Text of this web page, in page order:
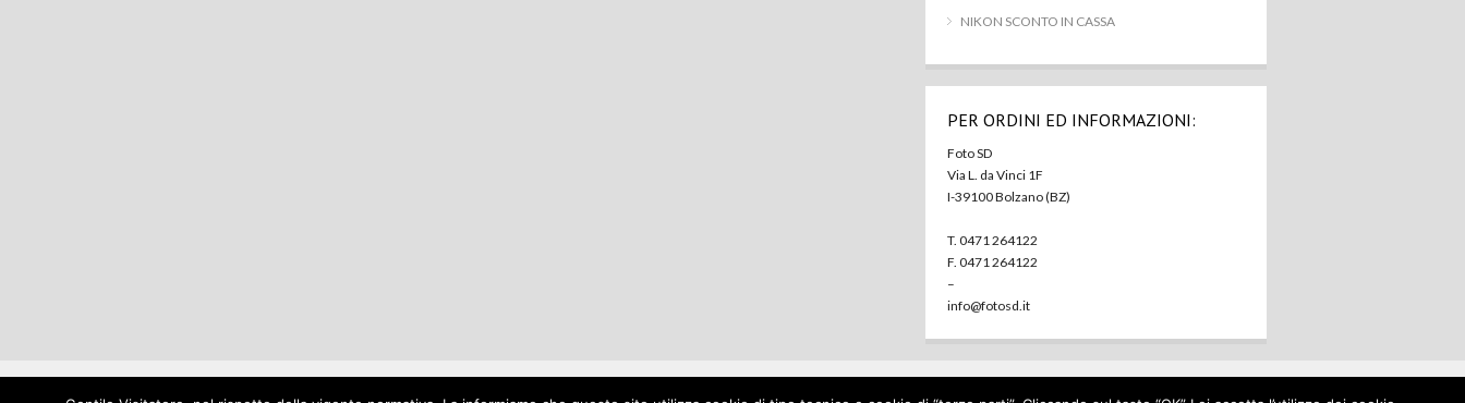
NIKON SCONTO IN CASSA
PER ORDINI ED INFORMAZIONI:
Foto SD
Via L. da Vinci 1F
I-39100 Bolzano (BZ)
T. 0471 264122
F. 0471 264122
–
info@fotosd.it